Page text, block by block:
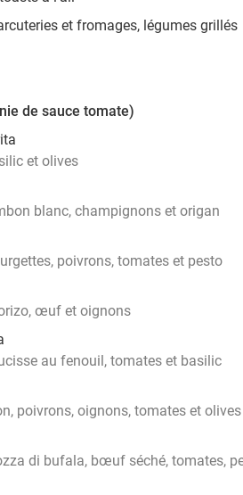
et fromages, légumes grillés
de sauce tomate)
et olives
blanc, champignons et origan
poivrons, tomates et pesto
œuf et oignons
au fenouil, tomates et basilic
poivrons, oignons, tomates et olives
di bufala, bœuf séché, tomates,